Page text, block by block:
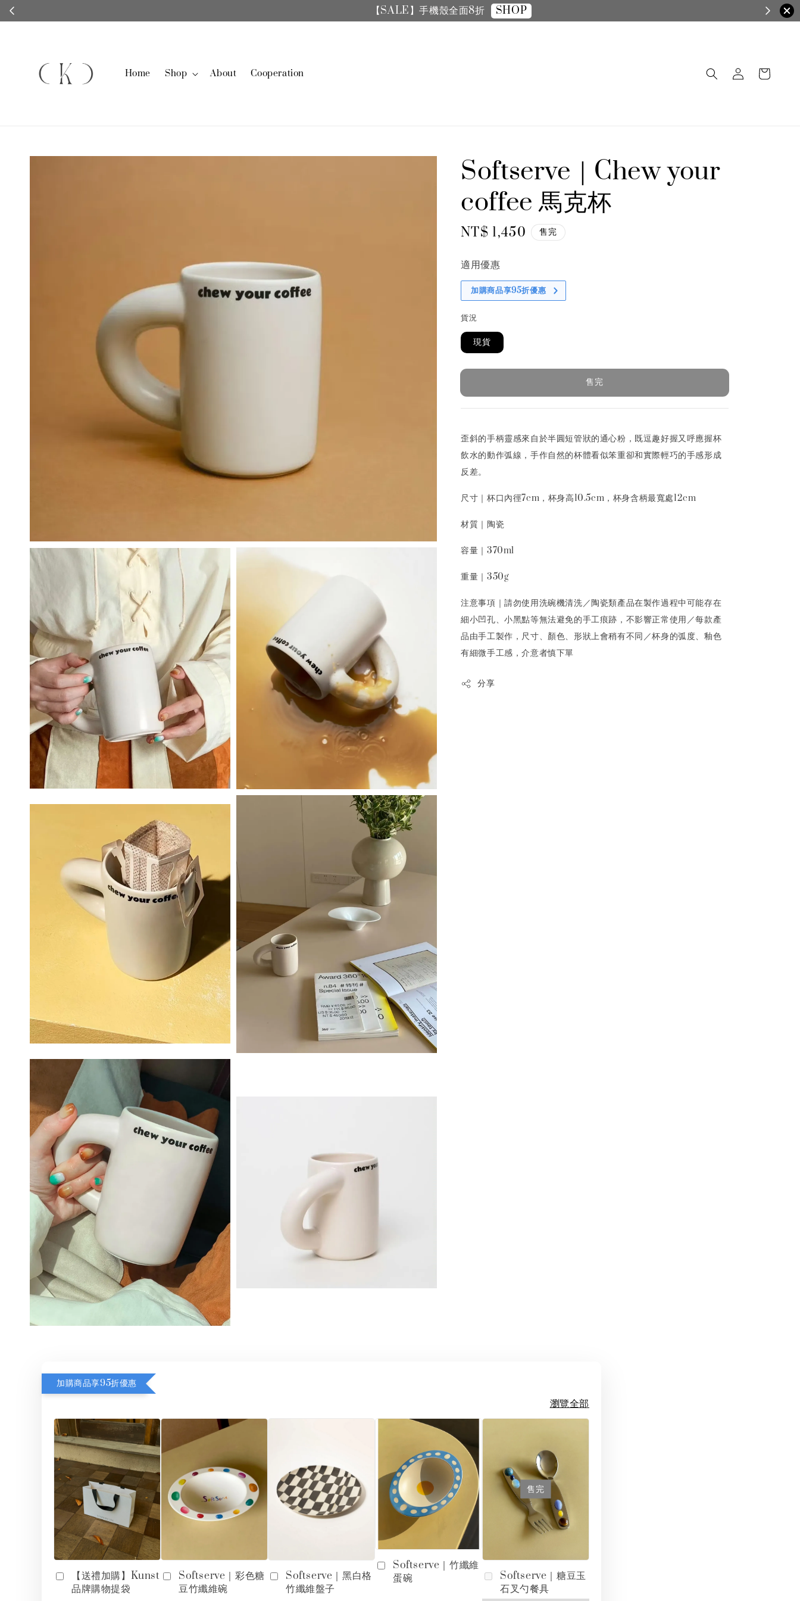
【SALE】手機殼全面8折 SHOP
Home Shop About Cooperation
Softserve｜Chew your
coffee 馬克杯
Regular
NT$ 1,450 售完
適用優惠
加購商品享95折優惠
貨況
現貨
售完
歪斜的手柄靈感來自於半圓短管狀的通心粉，既逗趣好握又呼應握杯
飲水的動作弧線，手作自然的杯體看似笨重卻和實際輕巧的手感形成
反差。
尺寸｜杯口內徑7cm，杯身高10.5cm，杯身含柄最寬處12cm
材質｜陶瓷
容量｜370ml
重量｜350g
注意事項｜請勿使用洗碗機清洗／陶瓷類產品在製作過程中可能存在
細小凹孔、小黑點等無法避免的手工痕跡，不影響正常使用／每款產
品由手工製作，尺寸、顏色、形狀上會稍有不同／杯身的弧度、釉色
有細微手工感，介意者慎下單
分享
加購商品享95折優惠
瀏覽全部
【送禮加購】Kunst
品牌購物提袋
Softserve｜彩色糖
豆竹纖維碗
Softserve｜黑白格
竹纖維盤子
Softserve｜竹纖維
蛋碗
售完
Softserve｜糖豆玉
石叉勺餐具